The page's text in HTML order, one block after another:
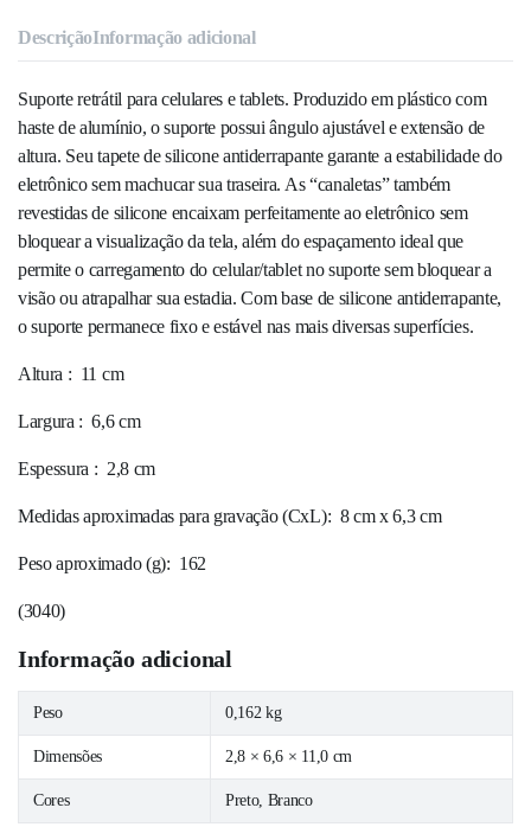
DescriçãoInformação adicional
Suporte retrátil para celulares e tablets. Produzido em plástico com
haste de alumínio, o suporte possui ângulo ajustável e extensão de
altura. Seu tapete de silicone antiderrapante garante a estabilidade do
eletrônico sem machucar sua traseira. As “canaletas” também
revestidas de silicone encaixam perfeitamente ao eletrônico sem
bloquear a visualização da tela, além do espaçamento ideal que
permite o carregamento do celular/tablet no suporte sem bloquear a
visão ou atrapalhar sua estadia. Com base de silicone antiderrapante,
o suporte permanece fixo e estável nas mais diversas superfícies.
Altura : 11 cm
Largura : 6,6 cm
Espessura : 2,8 cm
Medidas aproximadas para gravação(CxL): 8 cm x 6,3 cm
Peso aproximado(g): 162
(3040)
Informação adicional
Peso 0,162 kg
Dimensões 2,8 × 6,6 × 11,0 cm
Cores Preto, Branco